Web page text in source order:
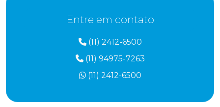
Entre em contato
(11) 2412-6500
(11) 94975-7263
(11) 2412-6500